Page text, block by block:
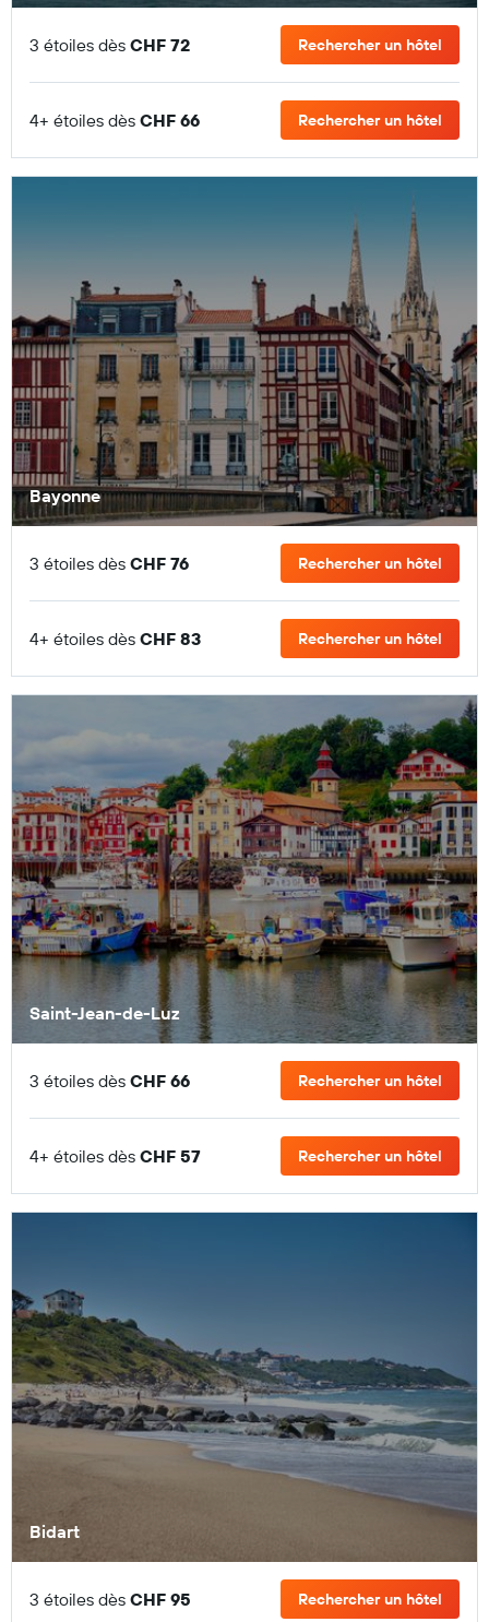
3 étoiles dès CHF 72 Rechercher un hôtel
4+ étoiles dès CHF 66 Rechercher un hôtel
Bayonne
3 étoiles dès CHF 76 Rechercher un hôtel
4+ étoiles dès CHF 83 Rechercher un hôtel
Saint-Jean-de-Luz
3 étoiles dès CHF 66 Rechercher un hôtel
4+ étoiles dès CHF 57 Rechercher un hôtel
Bidart
3 étoiles dès CHF 95 Rechercher un hôtel